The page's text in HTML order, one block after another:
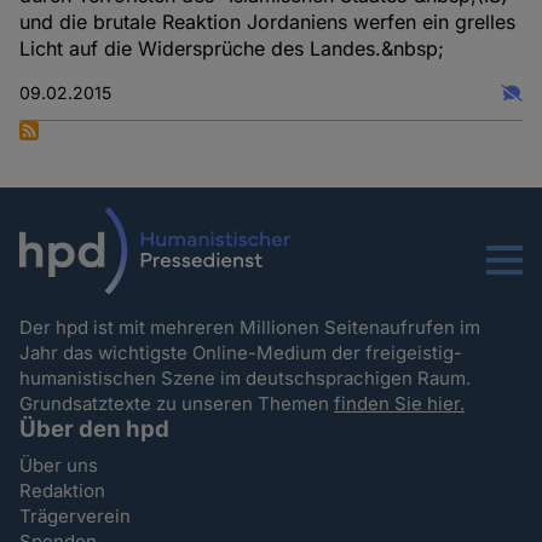
und die brutale Reaktion Jordaniens werfen ein grelles
Licht auf die Widersprüche des Landes.&nbsp;
09.02.2015
Menu
Der hpd ist mit mehreren Millionen Seitenaufrufen im
Jahr das wichtigste Online-Medium der freigeistig-
humanistischen Szene im deutschsprachigen Raum.
Grundsatztexte zu unseren Themenfinden Sie hier.
Über den hpd
Über uns
Redaktion
Trägerverein